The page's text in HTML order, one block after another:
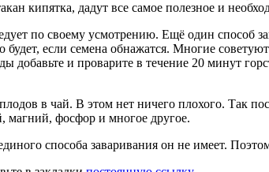
кипятка, дадут все самое полезное и
по своему усмотрению. Ещё один способ
если семена обнажатся. Многие
и проварите в течение 20 минут
в чай. В этом нет ничего плохого. Так
магний, фосфор и многое другое.
способа заваривания он не имеет.